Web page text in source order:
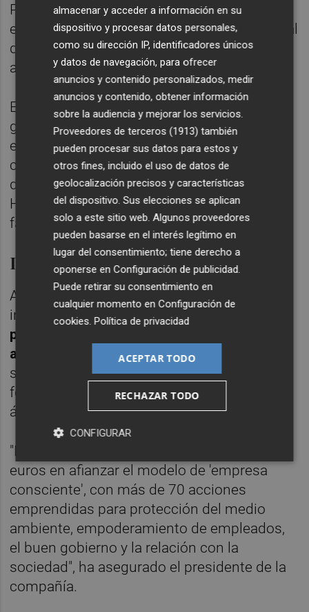
Por divisiones de actividad, el área de
espirituosos supuso en 2021 el 57% del total
de ventas, mientras que el área de vinos
aportó el 43% restante.
En cuanto a los mercados, las ventas del
grupo en España representaron en el
ejercicio de 2021 el 50% del conjunto de la
cifra de negocio. Su crecimiento en el canal
de Alimentación fue del 35% y el canal
Horeca recuperó gran parte de su
facturación, valores cercanos a los de 2019.
Inversión en RSC
Asimismo, la multinacional cartagenera ha
invertido más desiete millones de euros en
protección del medio
ambiente,
empoderamiento de empleados,
su relación con los consumidores y el
fomento del buen gobierno en todas las
áreas de la empresa.
"Hemos invertido más de siete millones de
euros en afianzar el modelo de 'empresa
consciente', con más de 70 acciones
emprendidas para protección del medio
ambiente, empoderamiento de empleados,
el buen gobierno y la relación con la
sociedad", ha asegurado el presidente de la
compañía.
almacenar y acceder a información en su
dispositivo y procesar datos personales,
como su dirección IP, identificadores únicos
y datos de navegación, para ofrecer
anuncios y contenido personalizados, medir
anuncios y contenido, obtener información
sobre la audiencia y mejorar los servicios.
Proveedores de terceros (1913) también
pueden procesar sus datos para estos y
otros fines, incluido el uso de datos de
geolocalización precisos y características
del dispositivo. Sus elecciones se aplican
solo a este sitio web. Algunos proveedores
pueden basarse en el interés legítimo en
lugar del consentimiento; tiene derecho a
oponerse enConfiguración de publicidad
Puede retirar su consentimiento en
cualquier momento enConfiguración de
cookies .Política de privacidad
ACEPTAR TODO
RECHAZAR TODO
CONFIGURAR